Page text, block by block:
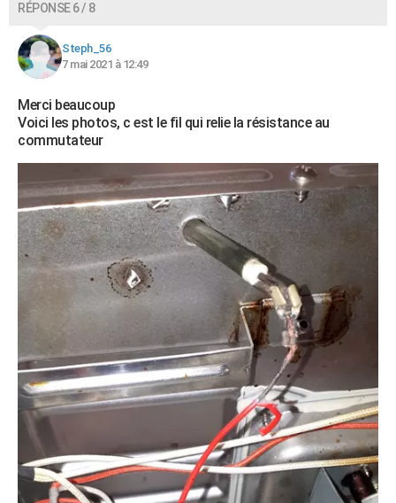
RÉPONSE 6 / 8
Steph_56
7 mai 2021 à 12:49
Merci beaucoup
Voici les photos, c est le fil qui relie la résistance au
commutateur